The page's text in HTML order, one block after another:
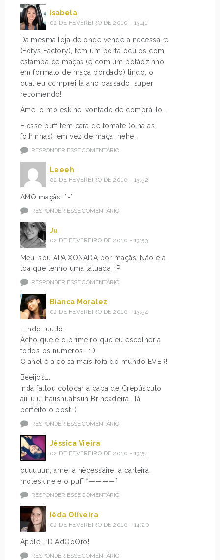
isabela
02 DE FEVEREIRO DE 2010 - 13:41
Da mesma loja de onde vende a necessaire
(Fofys Factory), tem um porta óculos com
estampa de maças (e com um botãozinho
em formato de maça bordado) lindo, o
qual eu comprei lá ano passado, super
recomendo!
Amei o moleskine, vontade de comprá-lo…
E esse puff tem cara de tomate (olha as
folhinhas), em vez de maça, hehe.
RESPONDER ESSE COMENTÁRIO
Leeeh
02 DE FEVEREIRO DE 2010 - 13:52
AMO maçãs! *-*
RESPONDER ESSE COMENTÁRIO
Ju
02 DE FEVEREIRO DE 2010 - 13:53
Meu, sou APAIXONADA por maçãs. Não é a
toa que tenho uma tatuada. :P
RESPONDER ESSE COMENTÁRIO
Bianca Moralez
02 DE FEVEREIRO DE 2010 - 13:54
Liindo tuudo!
Acho que é o primeiro que eu escolheria
todos os números… :D
O anel é a coisa mais fofa do mundo EVER!
Beeijos….
Inda faltou colocar a capa de Crepúsculo
aiii u.u…haushuahsuh Brincadeira. Tá
perfeito o post :)
RESPONDER ESSE COMENTÁRIO
Jéssica Vieira
02 DE FEVEREIRO DE 2010 - 13:54
ouuuuun, amei a nècessaire, a carteira,
moleskine e o puff *————*
RESPONDER ESSE COMENTÁRIO
Iêda Oliveira
02 DE FEVEREIRO DE 2010 - 14:20
Apple.. ;D AdOoOro!
RESPONDER ESSE COMENTÁRIO